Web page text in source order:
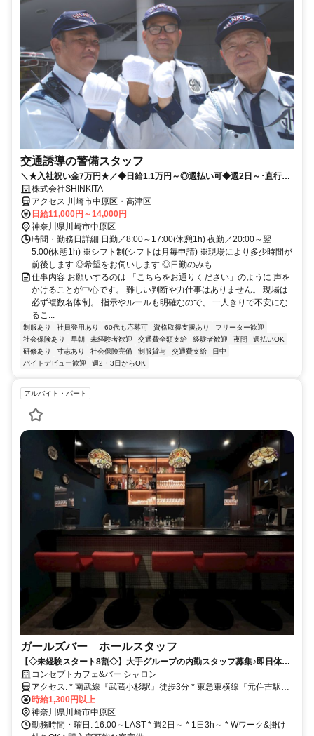
交通誘導の警備スタッフ
＼★入社祝い金7万円★／◆日給1.1万円～◎週払い可◆週2日～･直行直
帰OK未経験歓迎◎幅広い年代で活躍中♪
株式会社SHINKITA
アクセス 川崎市中原区・高津区
日給11,000円～14,000円
神奈川県川崎市中原区
時間・勤務日詳細 日勤／8:00～17:00(休憩1h) 夜勤／20:00～翌
5:00(休憩1h) ※シフト制(シフトは月毎申請) ※現場により多少時間が
前後します ◎希望をお伺いします ◎日勤のみも...
仕事内容 お願いするのは 「こちらをお通りください」のように 声を
かけることが中心です。 難しい判断や力仕事はありません。 現場は
必ず複数名体制。 指示やルールも明確なので、 一人きりで不安にな
るこ...
制服あり 社員登用あり 60代も応募可 資格取得支援あり
フリーター歓迎
社会保険あり
早朝 未経験者歓迎 交通費全額支給 経験者歓迎 夜間
週払いOK
研修あり
寸志あり 社会保険完備 制服貸与 交通費支給
日中
バイトデビュー歓迎
週2・3日からOK
アルバイト・パート
ガールズバー ホールスタッフ
【◇未経験スタート8割◇】大手グループの内勤スタッフ募集♪即日体入
&日払いOK！社会保険完備！即入寮可能な寮あり！
コンセプトカフェ&バー シャロン
アクセス: * 南武線『武蔵小杉駅』徒歩3分 * 東急東横線『元住吉駅』
徒歩15分 * 湘南新宿ライン『新川崎駅』徒歩15分
時給1,300円以上
神奈川県川崎市中原区
勤務時間・曜日: 16:00～LAST * 週2日～ * 1日3h～ * Wワーク&掛け